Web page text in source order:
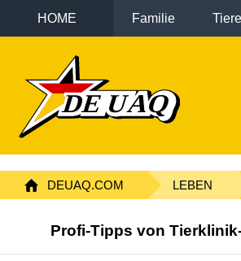
HOME Familie
DEUAQ.COM LEBEN
Profi-Tipps von